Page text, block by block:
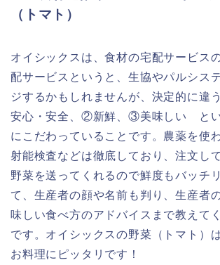
（トマト）
オイシックスは、食材の宅配サービス
配サービスというと、生協やパルシス
ジするかもしれませんが、決定的に違
安心・安全、②新鮮、③美味しい とい
にこだわっていることです。農薬を使
射能検査などは徹底しており、注文し
野菜を送ってくれるので鮮度もバッチ
て、生産者の顔や名前も判り、生産者
味しい食べ方のアドバイスまで教えて
です。オイシックスの野菜（トマト）
お料理にピッタリです！